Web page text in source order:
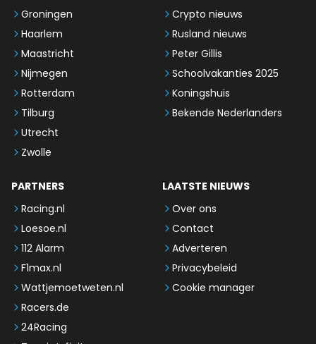
Groningen
Haarlem
Maastricht
Nijmegen
Rotterdam
Tilburg
Utrecht
Zwolle
Crypto nieuws
Rusland nieuws
Peter Gillis
Schoolvakanties 2025
Koningshuis
Bekende Nederlanders
PARTNERS
Racing.nl
Loesoe.nl
112 Alarm
F1max.nl
Wattjemoetweten.nl
Racers.de
24Racing
LAATSTE NIEUWS
Over ons
Contact
Adverteren
Privacybeleid
Cookie manager